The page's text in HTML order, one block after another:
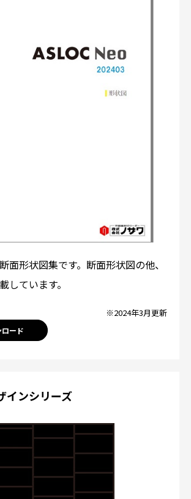
面形状図集です。断面形状図の他、
しています。
※2024年3月更新
ード
インシリーズ